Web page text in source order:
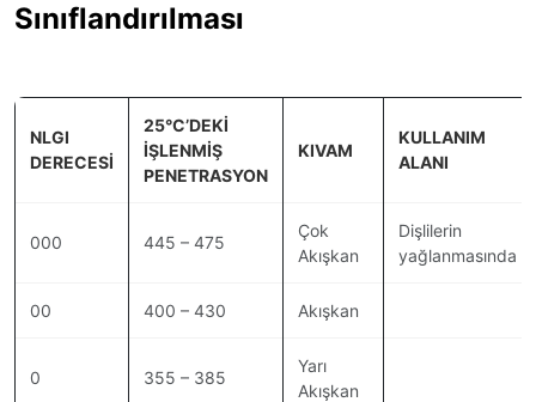
Sınıflandırılması
NLGI
DERECESİ
25°C’DEKİ
İŞLENMİŞ
PENETRASYON
KIVAM
KULLANIM
ALANI
000 445 – 475
Çok
Akışkan
Dişlilerin
yağlanmasında
00 400 – 430 Akışkan
0 355 – 385
Yarı
Akışkan